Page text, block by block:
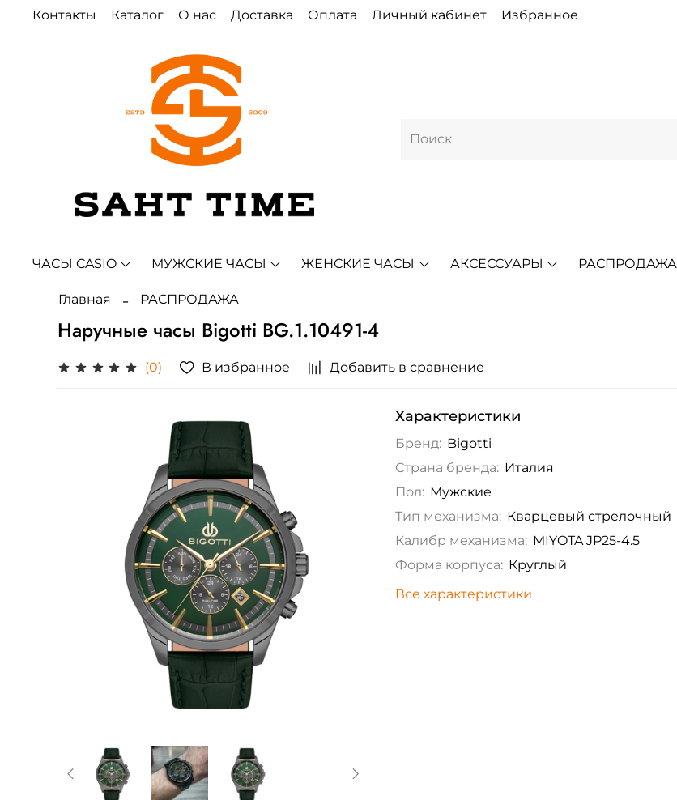
Контакты Каталог О нас Доставка Оплата Личный кабинет Избранное
ЧАСЫ CASIO МУЖСКИЕ ЧАСЫ ЖЕНСКИЕ ЧАСЫ АКСЕССУАРЫ РАСПРОДАЖА
Главная РАСПРОДАЖА
Наручные часы Bigotti BG.1.10491-4
(0) В избранное Добавить в сравнение
Характеристики
Бренд: Bigotti
Страна бренда: Италия
Пол: Мужские
Тип механизма: Кварцевый стрелочный
Калибр механизма: MIYOTA JP25-4.5
Форма корпуса: Круглый
Все характеристики